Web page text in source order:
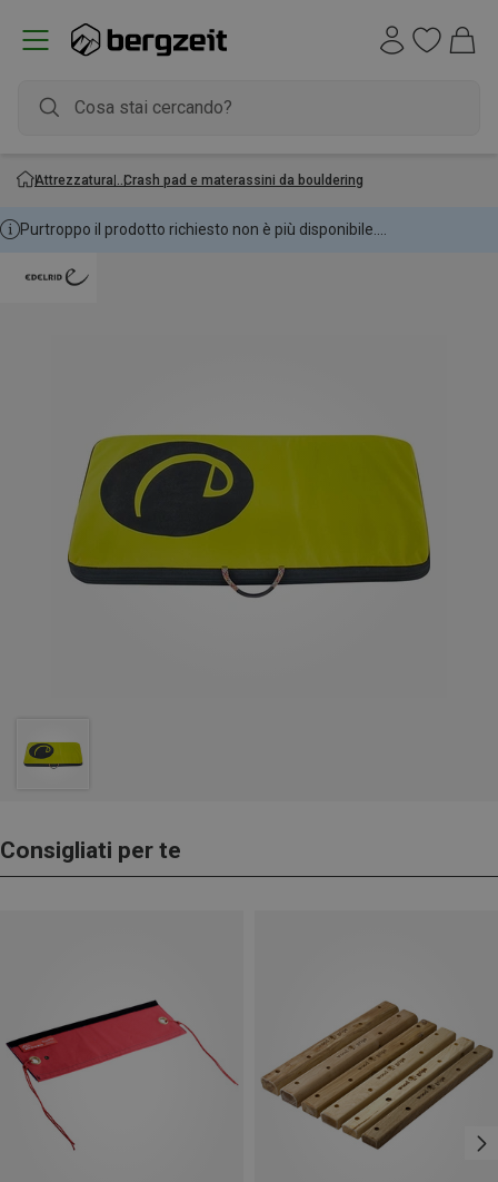
Attrezzatura Crash pad e materassini da bouldering
Purtroppo il prodotto richiesto non è più disponibile....
Consigliati per te